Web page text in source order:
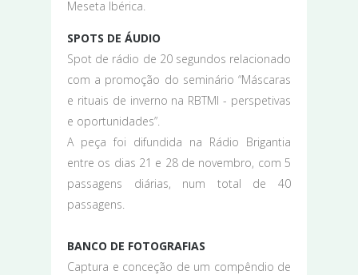
Meseta Ibérica.
SPOTS DE ÁUDIO
Spot de rádio de 20 segundos relacionado
com a promoção do seminário “Máscaras
e rituais de inverno na RBTMI - perspetivas
e oportunidades”.
A peça foi difundida na Rádio Brigantia
entre os dias 21 e 28 de novembro, com 5
passagens diárias, num total de 40
passagens.
BANCO DE FOTOGRAFIAS
Captura e conceção de um compêndio de